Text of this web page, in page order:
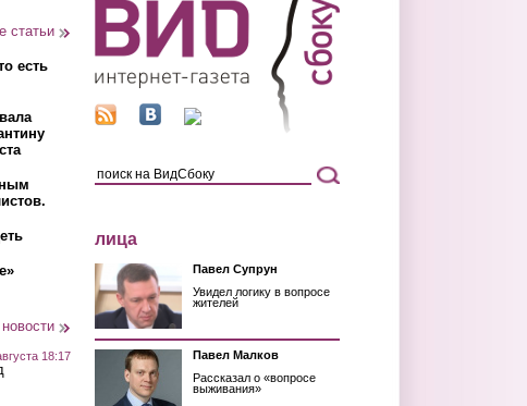
статьи
есть
18:17
лица
Павел Супрун
Увидел логику в вопросе
жителей
Павел Малков
Рассказал о «вопросе
выживания»